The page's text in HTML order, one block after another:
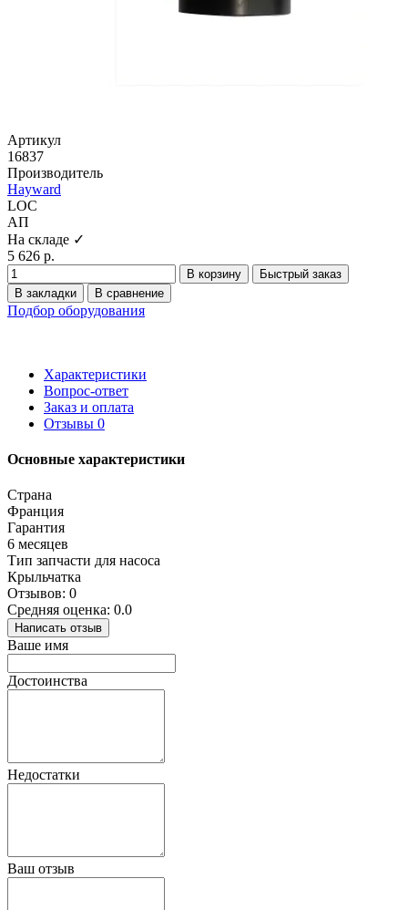
Артикул
16837
Производитель
Hayward
LOC
АП
На складе ✓
5 626 р.
В корзину
Быстрый заказ
В закладки
В сравнение
Подбор оборудования
Характеристики
Вопрос-ответ
Заказ и оплата
Отзывы 0
Основные характеристики
Страна
Франция
Гарантия
6 месяцев
Тип запчасти для насоса
Крыльчатка
Отзывов: 0
Средняя оценка: 0.0
Написать отзыв
Ваше имя
Достоинства
Недостатки
Ваш отзыв